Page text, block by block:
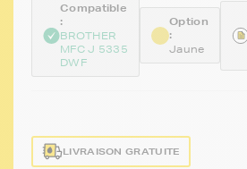
Compatible
:
BROTHER
MFC J 5335
DWF
Option
:
Jaune
LIVRAISON GRATUITE